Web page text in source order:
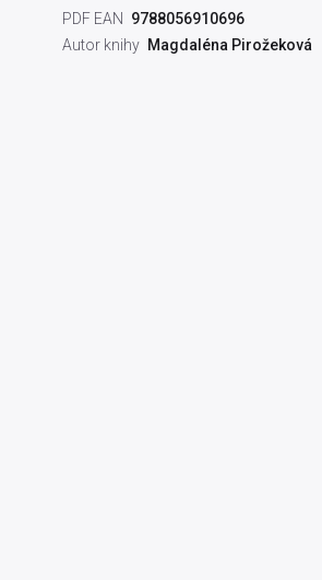
PDF EAN
9788056910696
Autor knihy Magdaléna Pirožeková